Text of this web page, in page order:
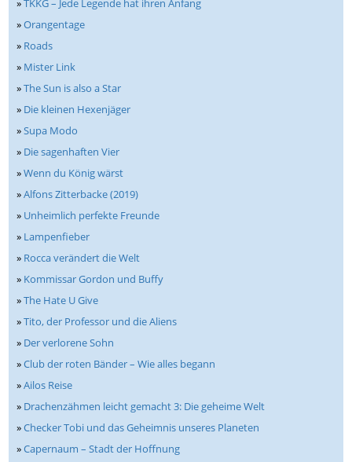
»TKKG – Jede Legende hat ihren Anfang
»Orangentage
» Roads
» Mister Link
»The Sun is also a Star
» Die kleinen Hexenjäger
»Supa Modo
» Die sagenhaften Vier
»Wenn du König wärst
»Alfons Zitterbacke (2019)
» Unheimlich perfekte Freunde
» Lampenfieber
» Rocca verändert die Welt
» Kommissar Gordon und Buffy
»The Hate U Give
»Tito, der Professor und die Aliens
» Der verlorene Sohn
»Club der roten Bänder – Wie alles begann
»Ailos Reise
» Drachenzähmen leicht gemacht 3: Die geheime Welt
»Checker Tobi und das Geheimnis unseres Planeten
»Capernaum – Stadt der Hoffnung